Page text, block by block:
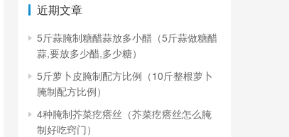
近期文章
5斤蒜腌制糖醋蒜放多小醋（5斤蒜做糖醋
蒜,要放多少醋,多少糖）
5斤萝卜皮腌制配方比例（10斤整根萝卜
腌制配方比例）
4种腌制芥菜疙瘩丝（芥菜疙瘩丝怎么腌
制好吃窍门）